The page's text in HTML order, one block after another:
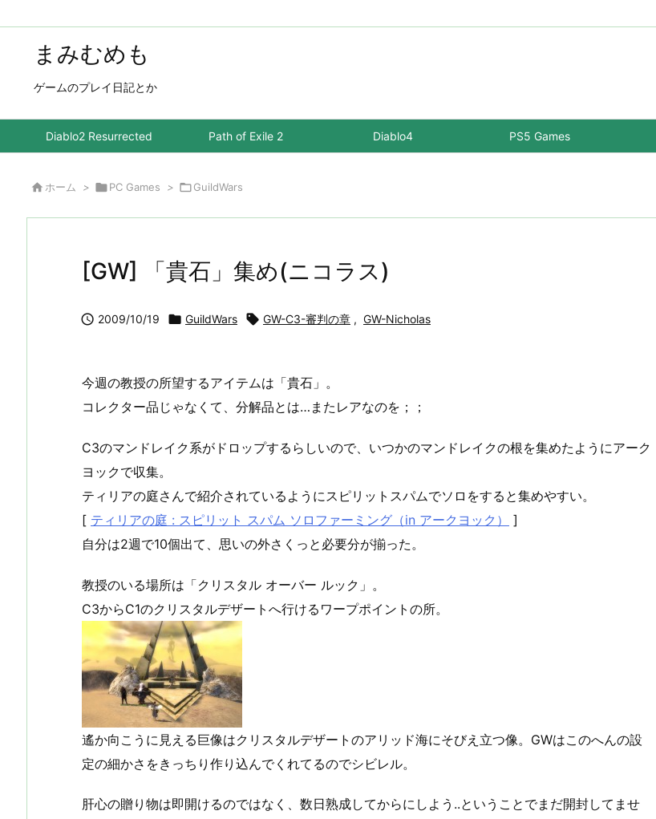
まみむめも
ゲームのプレイ日記とか
Diablo2 Resurrected Path of Exile 2 Diablo4 PS5 Games
 ホーム > PC Games > GuildWars
[GW] 「貴石」集め(ニコラス)
 2009/10/19  GuildWars  GW-C3-審判の章 , GW-Nicholas
今週の教授の所望するアイテムは「貴石」。
コレクター品じゃなくて、分解品とは…またレアなのを；；
C3のマンドレイク系がドロップするらしいので、いつかのマンドレイクの根を集めたようにアーク
ヨックで収集。
ティリアの庭さんで紹介されているようにスピリットスパムでソロをすると集めやすい。
[ ティリアの庭 : スピリット スパム ソロファーミング（in アークヨック）
]
自分は2週で10個出て、思いの外さくっと必要分が揃った。
教授のいる場所は「クリスタル オーバー ルック」。
C3からC1のクリスタルデザートへ行けるワープポイントの所。
遙か向こうに見える巨像はクリスタルデザートのアリッド海にそびえ立つ像。GWはこのへんの設
定の細かさをきっちり作り込んでくれてるのでシビレル。
肝心の贈り物は即開けるのではなく、数日熟成してからにしよう..ということでまだ開封してませ